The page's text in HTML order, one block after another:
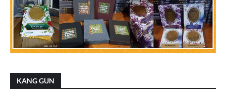
KANG GUN